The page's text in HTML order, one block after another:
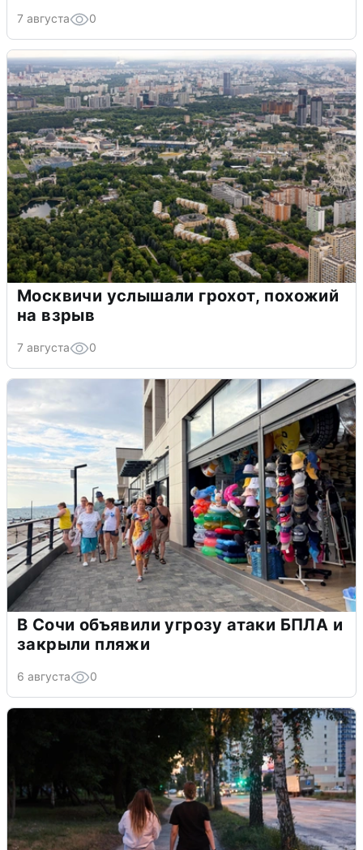
7 августа 0
Москвичи услышали грохот, похожий
на взрыв
7 августа 0
В Сочи объявили угрозу атаки БПЛА и
закрыли пляжи
6 августа 0